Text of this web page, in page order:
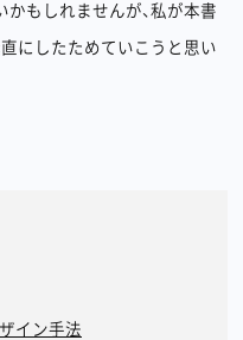
もしれませんが、私が本書
にしたためていこうと思い
イン手法